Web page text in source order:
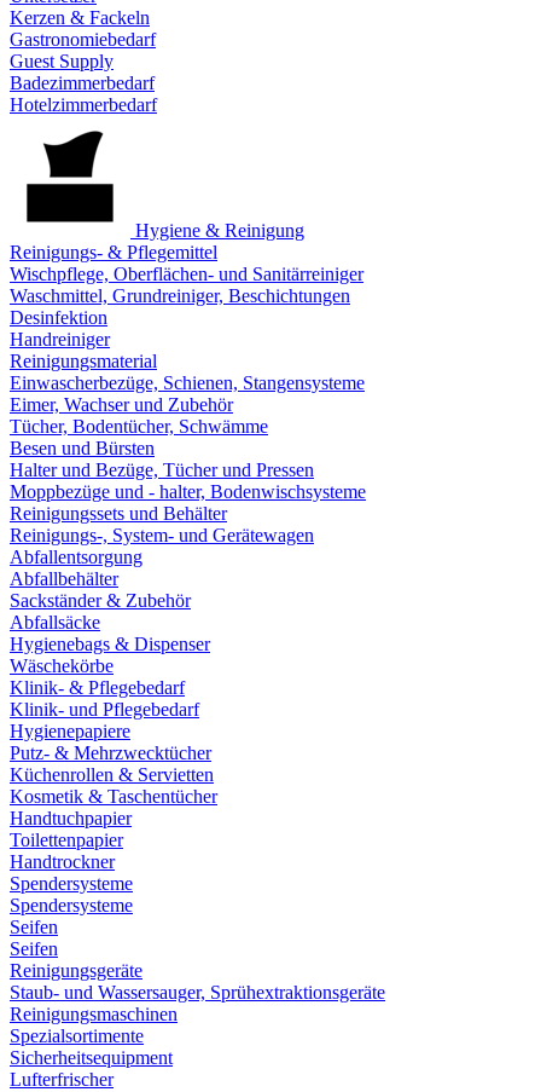
Kerzen & Fackeln
Gastronomiebedarf
Guest Supply
Badezimmerbedarf
Hotelzimmerbedarf
Hygiene & Reinigung
Reinigungs- & Pflegemittel
Wischpflege, Oberflächen- und Sanitärreiniger
Waschmittel, Grundreiniger, Beschichtungen
Desinfektion
Handreiniger
Reinigungsmaterial
Einwascherbezüge, Schienen, Stangensysteme
Eimer, Wachser und Zubehör
Tücher, Bodentücher, Schwämme
Besen und Bürsten
Halter und Bezüge, Tücher und Pressen
Moppbezüge und - halter, Bodenwischsysteme
Reinigungssets und Behälter
Reinigungs-, System- und Gerätewagen
Abfallentsorgung
Abfallbehälter
Sackständer & Zubehör
Abfallsäcke
Hygienebags & Dispenser
Wäschekörbe
Klinik- & Pflegebedarf
Klinik- und Pflegebedarf
Hygienepapiere
Putz- & Mehrzwecktücher
Küchenrollen & Servietten
Kosmetik & Taschentücher
Handtuchpapier
Toilettenpapier
Handtrockner
Spendersysteme
Spendersysteme
Seifen
Seifen
Reinigungsgeräte
Staub- und Wassersauger, Sprühextraktionsgeräte
Reinigungsmaschinen
Spezialsortimente
Sicherheitsequipment
Lufterfrischer